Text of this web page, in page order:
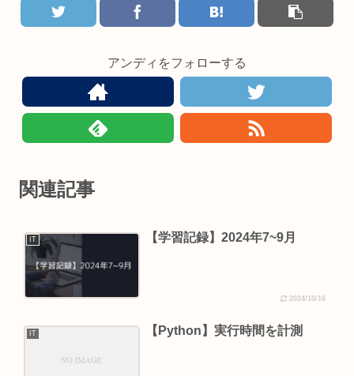
アンディをフォローする
関連記事
IT 【学習記録】2024年7~9月
2024/10/16
IT 【Python】実行時間を計測